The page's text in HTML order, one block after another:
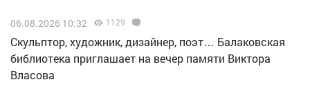
06.08.2026 10:32 1129
Скульптор, художник, дизайнер, поэт… Балаковская
библиотека приглашает на вечер памяти Виктора
Власова